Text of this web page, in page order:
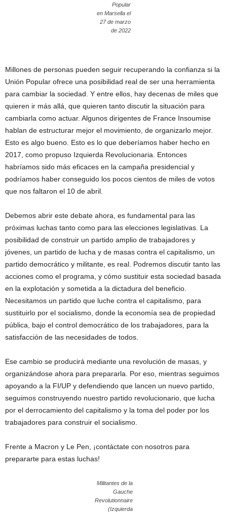
Popular
en Marsella el
27 de marzo
de 2022
Millones de personas pueden seguir recuperando la confianza si la
Unión Popular ofrece una posibilidad real de ser una herramienta
para cambiar la sociedad. Y entre ellos, hay decenas de miles que
quieren ir más allá, que quieren tanto discutir la situación para
cambiarla como actuar. Algunos dirigentes de France Insoumise
hablan de estructurar mejor el movimiento, de organizarlo mejor.
Esto es algo bueno. Esto es lo que deberíamos haber hecho en
2017, como propuso Izquierda Revolucionaria. Entonces
habríamos sido más eficaces en la campaña presidencial y
podríamos haber conseguido los pocos cientos de miles de votos
que nos faltaron el 10 de abril.
Debemos abrir este debate ahora, es fundamental para las
próximas luchas tanto como para las elecciones legislativas. La
posibilidad de construir un partido amplio de trabajadores y
jóvenes, un partido de lucha y de masas contra el capitalismo, un
partido democrático y militante, es real. Podremos discutir tanto las
acciones como el programa, y cómo sustituir esta sociedad basada
en la explotación y sometida a la dictadura del beneficio.
Necesitamos un partido que luche contra el capitalismo, para
sustituirlo por el socialismo, donde la economía sea de propiedad
pública, bajo el control democrático de los trabajadores, para la
satisfacción de las necesidades de todos.
Ese cambio se producirá mediante una revolución de masas, y
organizándose ahora para prepararla. Por eso, mientras seguimos
apoyando a la FI/UP y defendiendo que lancen un nuevo partido,
seguimos construyendo nuestro partido revolucionario, que lucha
por el derrocamiento del capitalismo y la toma del poder por los
trabajadores para construir el socialismo.
Frente a Macron y Le Pen, ¡contáctate con nosotros para
prepararte para estas luchas!
Militantes de la
Gauche
Revolutionnaire
(Izquierda